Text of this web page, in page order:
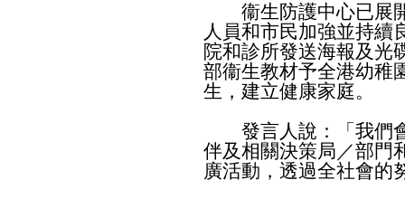
衞生防護中心已展開
人員和市民加強並持續
院和診所發送海報及光
部衞生教材予全港幼稚
生，建立健康家庭。
發言人說：「我們會
伴及相關決策局／部門
廣活動，透過全社會的